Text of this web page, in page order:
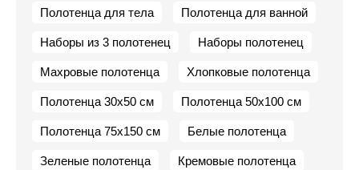
Полотенца для тела Полотенца для ванной
Наборы из 3 полотенец Наборы полотенец
Махровые полотенца Хлопковые полотенца
Полотенца 30х50 см Полотенца 50х100 см
Полотенца 75х150 см Белые полотенца
Зеленые полотенца Кремовые полотенца